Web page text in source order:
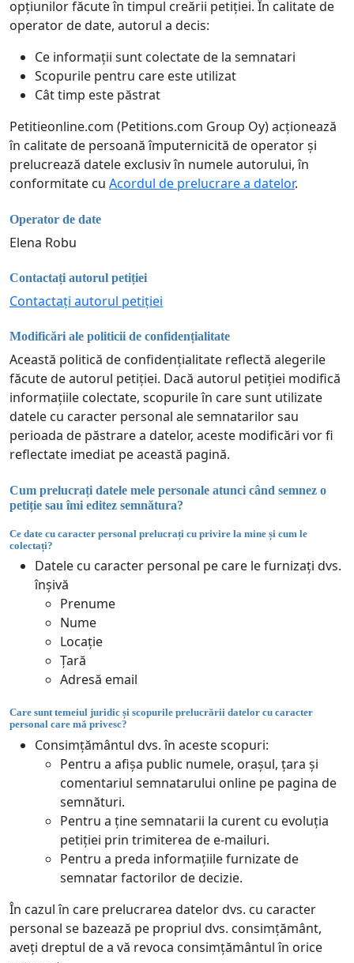
opțiunilor făcute în timpul creării petiției. În calitate de
operator de date, autorul a decis:
Ce informații sunt colectate de la semnatari
Scopurile pentru care este utilizat
Cât timp este păstrat
Petitieonline.com (Petitions.com Group Oy) acționează
în calitate de persoană împuternicită de operator și
prelucrează datele exclusiv în numele autorului, în
conformitate cu Acordul de prelucrare a datelor.
Operator de date
Elena Robu
Contactați autorul petiției
Contactați autorul petiției
Modificări ale politicii de confidențialitate
Această politică de confidențialitate reflectă alegerile
făcute de autorul petiției. Dacă autorul petiției modifică
informațiile colectate, scopurile în care sunt utilizate
datele cu caracter personal ale semnatarilor sau
perioada de păstrare a datelor, aceste modificări vor fi
reflectate imediat pe această pagină.
Cum prelucrați datele mele personale atunci când semnez o
petiție sau îmi editez semnătura?
Ce date cu caracter personal prelucrați cu privire la mine și cum le
colectați?
Datele cu caracter personal pe care le furnizați dvs.
înșivă
Prenume
Nume
Locație
Țară
Adresă email
Care sunt temeiul juridic și scopurile prelucrării datelor cu caracter
personal care mă privesc?
Consimțământul dvs. în aceste scopuri:
Pentru a afișa public numele, orașul, țara și
comentariul semnatarului online pe pagina de
semnături.
Pentru a ține semnatarii la curent cu evoluția
petiției prin trimiterea de e-mailuri.
Pentru a preda informațiile furnizate de
semnatar factorilor de decizie.
În cazul în care prelucrarea datelor dvs. cu caracter
personal se bazează pe propriul dvs. consimțământ,
aveți dreptul de a vă revoca consimțământul în orice